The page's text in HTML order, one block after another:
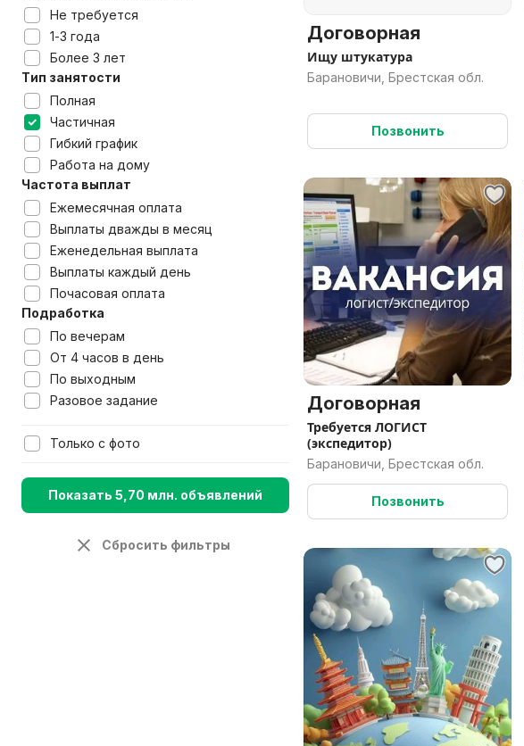
Не требуется
1-3 года
Более 3 лет
Тип занятости
Полная
Частичная
Гибкий график
Работа на дому
Частота выплат
Ежемесячная оплата
Выплаты дважды в месяц
Еженедельная выплата
Выплаты каждый день
Почасовая оплата
Подработка
По вечерам
От 4 часов в день
По выходным
Разовое задание
Только с фото
Показать 5,70 млн. объявлений
Сбросить фильтры
Договорная
Ищу штукатура
Барановичи, Брестская обл.
Позвонить
Договорная
Требуется ЛОГИСТ
(экспедитор)
Барановичи, Брестская обл.
Позвонить